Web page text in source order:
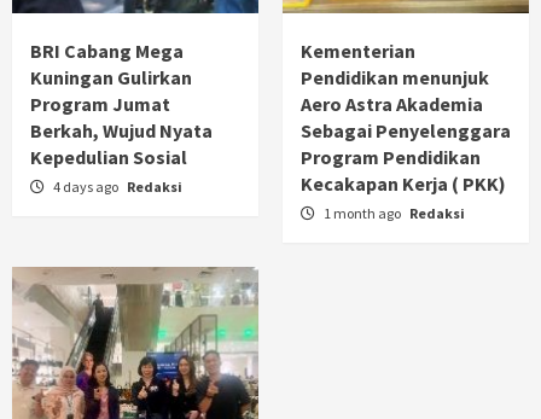
BRI Cabang Mega
Kuningan Gulirkan
Program Jumat
Berkah, Wujud Nyata
Kepedulian Sosial
4 days ago Redaksi
Kementerian
Pendidikan menunjuk
Aero Astra Akademia
Sebagai Penyelenggara
Program Pendidikan
Kecakapan Kerja ( PKK)
1 month ago Redaksi